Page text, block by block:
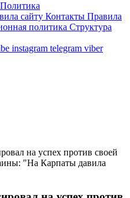
Политика
сайту Контакты Правила
политика Структура
instagram telegram viber
на успех против своей
"На Карпаты давила